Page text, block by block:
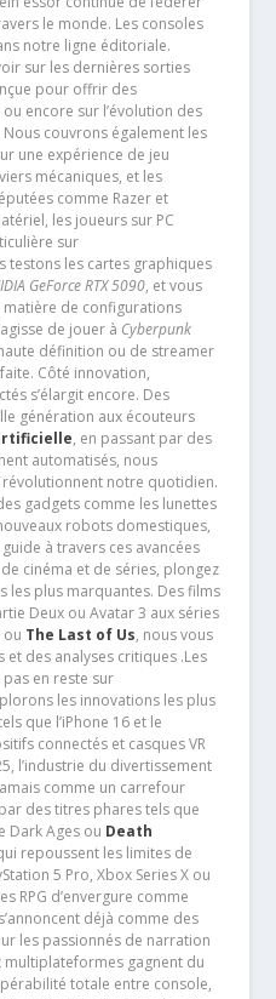
le monde. Les consoles
notre ligne éditoriale.
sur les dernières sorties
pour offrir des
encore sur l’évolution des
couvrons également les
une expérience de jeu
mécaniques, et les
comme Razer et
les joueurs sur PC
sur
testons les cartes graphiques
GeForce RTX 5090, et vous
matière de configurations
de jouer à Cyberpunk
définition ou de streamer
Côté innovation,
s’élargit encore. Des
génération aux écouteurs
, en passant par des
automatisés, nous
notre quotidien.
gadgets comme les lunettes
robots domestiques,
à travers ces avancées
cinéma et de séries, plongez
les plus marquantes. Des films
Deux ou Avatar 3 aux séries
ou The Last of Us, nous vous
des analyses critiques .Les
en reste sur
les innovations les plus
que l’iPhone 16 et le
connectés et casques VR
l’industrie du divertissement
comme un carrefour
des titres phares tels que
Dark Ages ou Death
repoussent les limites de
5 Pro, Xbox Series X ou
RPG d’envergure comme
déjà comme des
les passionnés de narration
multiplateformes gagnent du
totale entre console,